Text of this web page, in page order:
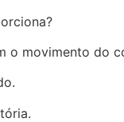
o movimento do